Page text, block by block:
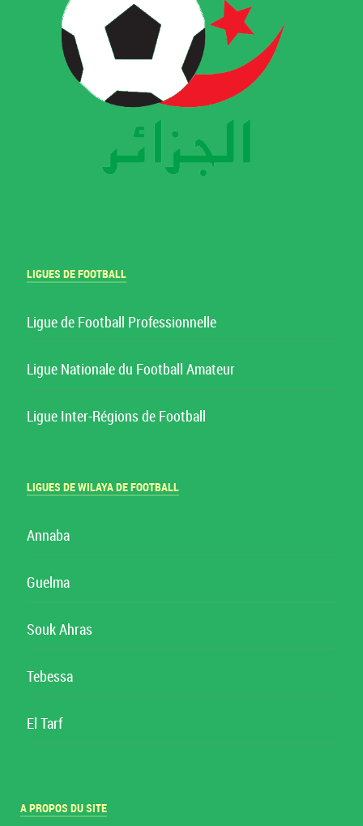
LIGUES DE FOOTBALL
Ligue de Football Professionnelle
Ligue Nationale du Football Amateur
Ligue Inter-Régions de Football
LIGUES DE WILAYA DE FOOTBALL
Annaba
Guelma
Souk Ahras
Tebessa
El Tarf
A PROPOS DU SITE